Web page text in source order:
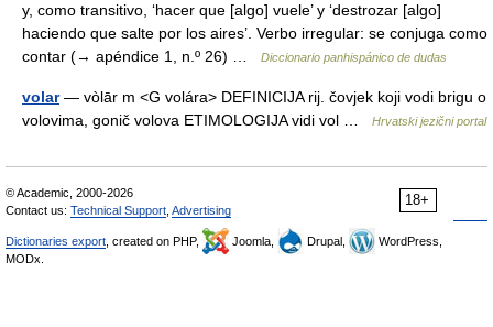
y, como transitivo, ‘hacer que [algo] vuele’ y ‘destrozar [algo]
haciendo que salte por los aires’. Verbo irregular: se conjuga como
contar (→ apéndice 1, n.º 26) …
Diccionario panhispánico de dudas
volar— vòlār m <G volára> DEFINICIJA rij. čovjek koji vodi brigu o
volovima, gonič volova ETIMOLOGIJA vidi vol …
Hrvatski jezični portal
18+
© Academic, 2000-2026
Contact us: Technical Support Advertising
Dictionaries export , created on PHP, Joomla, Drupal,
WordPress,
MODx.